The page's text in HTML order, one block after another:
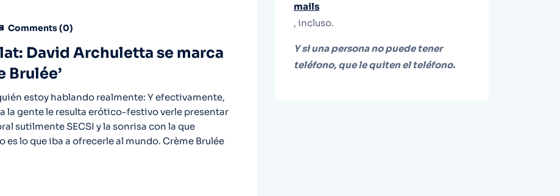
Comments (0)
David Archuletta se marca
Brulée’
estoy hablando realmente: Y efectivamente,
la gente le resulta erótico-festivo verle presentar
sutilmente SECSI y la sonrisa con la que
es lo que iba a ofrecerle al mundo. Crème Brulée
mails
, incluso.
Y si una persona no puede tener
teléfono, que le quiten el teléfono.